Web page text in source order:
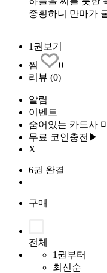
종횡하니 만마가
1권보기
찜
0
리뷰 (0)
알림
이벤트
숨어있는 카드사
무료 코인충전▶
X
6권 완결
구매
전체
1권부터
최신순